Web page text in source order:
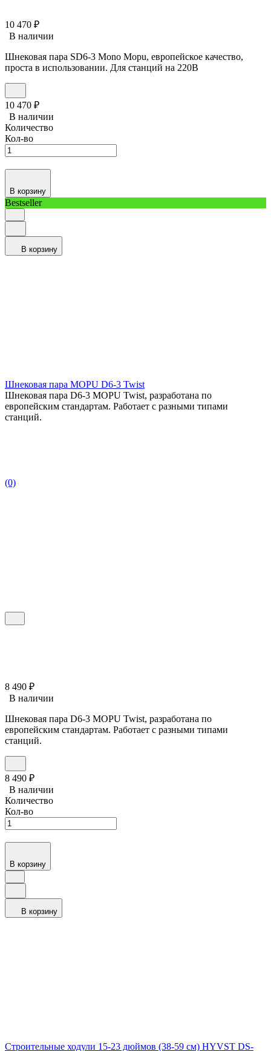
10 470 ₽
В наличии
Шнековая пара SD6-3 Mono Mopu, европейское качество,
проста в использовании. Для станций на 220В
10 470 ₽
В наличии
Количество
Кол-во
В корзину
Bestseller
В корзину
Шнековая пара MOPU D6-3 Twist
Шнековая пара D6-3 MOPU Twist, разработана по
европейским стандартам. Работает с разными типами
станций.
(0)
8 490 ₽
В наличии
Шнековая пара D6-3 MOPU Twist, разработана по
европейским стандартам. Работает с разными типами
станций.
8 490 ₽
В наличии
Количество
Кол-во
В корзину
В корзину
Строительные ходули 15-23 дюймов (38-59 см) HYVST DS-